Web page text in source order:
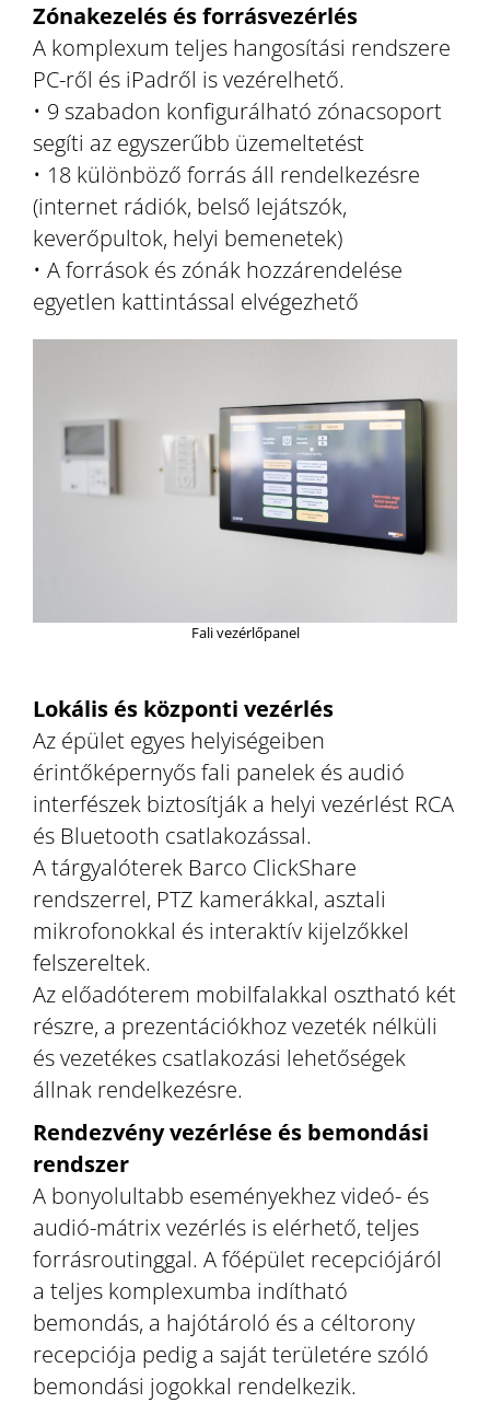
Zónakezelés és forrásvezérlés
A komplexum teljes hangosítási rendszere
PC-ről és iPadről is vezérelhető.
• 9 szabadon konfigurálható zónacsoport
segíti az egyszerűbb üzemeltetést
• 18 különböző forrás áll rendelkezésre
(internet rádiók, belső lejátszók,
keverőpultok, helyi bemenetek)
• A források és zónák hozzárendelése
egyetlen kattintással elvégezhető
Fali vezérlőpanel
Lokális és központi vezérlés
Az épület egyes helyiségeiben
érintőképernyős fali panelek és audió
interfészek biztosítják a helyi vezérlést RCA
és Bluetooth csatlakozással.
A tárgyalóterek Barco ClickShare
rendszerrel, PTZ kamerákkal, asztali
mikrofonokkal és interaktív kijelzőkkel
felszereltek.
Az előadóterem mobilfalakkal osztható két
részre, a prezentációkhoz vezeték nélküli
és vezetékes csatlakozási lehetőségek
állnak rendelkezésre.
Rendezvény vezérlése és bemondási
rendszer
A bonyolultabb eseményekhez videó- és
audió-mátrix vezérlés is elérhető, teljes
forrásroutinggal. A főépület recepciójáról
a teljes komplexumba indítható
bemondás, a hajótároló és a céltorony
recepciója pedig a saját területére szóló
bemondási jogokkal rendelkezik.